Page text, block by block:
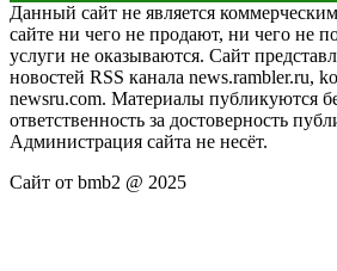
Данный сайт не является
сайте ни чего не продают, ни чего не
услуги не оказываются. Сайт
новостей RSS канала news.rambler.ru,
newsru.com. Материалы публикуются
ответственность за достоверность
Администрация сайта не несёт.
Сайт от bmb2 @ 2025